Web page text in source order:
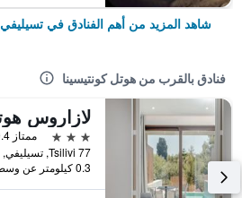
شاهد المزيد من أهم الفنادق في تسيليفي
فنادق بالقرب من هوتل كونتيسينا
3 نجوم
ممتاز 9.4
Tsilivi 77, تسيليفي, اليونان
0.3 كيلومتر عن وسط المدينة